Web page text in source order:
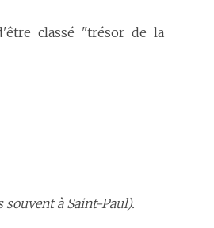
classé "trésor de la
à Saint-Paul).